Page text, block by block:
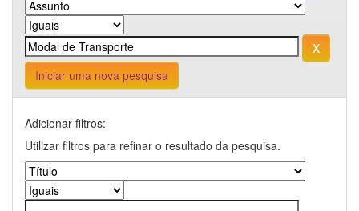
Iniciar uma nova pesquisa
Adicionar filtros:
Utilizar filtros para refinar o resultado da pesquisa.